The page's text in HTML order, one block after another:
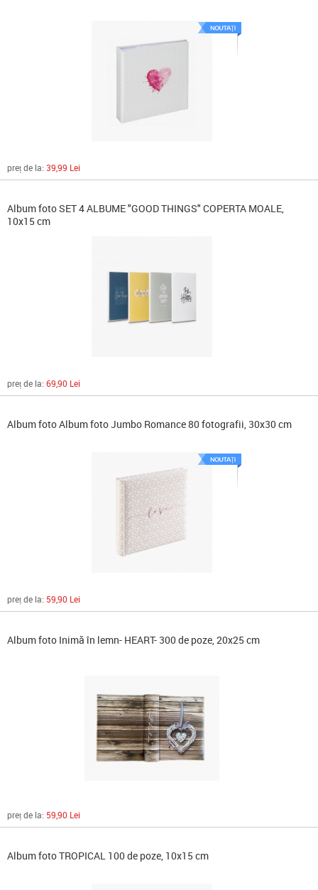
preț de la: 39,99 Lei
Album foto SET 4 ALBUME "GOOD THINGS" COPERTA MOALE,
10x15 cm
preț de la: 69,90 Lei
Album foto Album foto Jumbo Romance 80 fotografii, 30x30 cm
preț de la: 59,90 Lei
Album foto Inimă în lemn- HEART- 300 de poze, 20x25 cm
preț de la: 59,90 Lei
Album foto TROPICAL 100 de poze, 10x15 cm